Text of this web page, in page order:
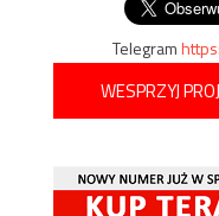
Telegram
WESPRZYJ